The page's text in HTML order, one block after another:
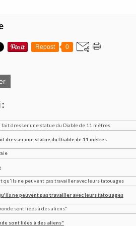
Repost 0
dresser une statue du Diable de 11 mètres
ne peuvent pas travailler avec leurs tatouages
sont liées à des aliens"